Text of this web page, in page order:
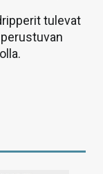
tulevat